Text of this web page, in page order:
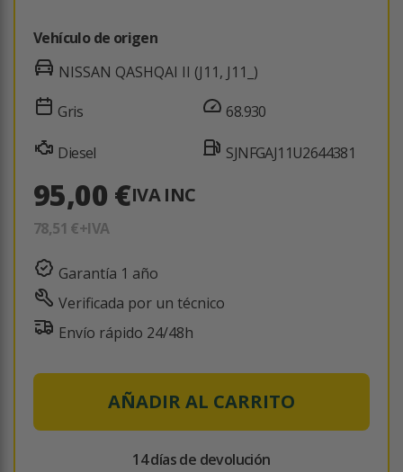
Vehículo de origen
NISSAN QASHQAI II (J11, J11_)
Gris
Diesel
68.930
SJNFGAJ11U2644381
95,00 €IVA INC
78,51 €+IVA
Garantía 1 año
Verificada por un técnico
Envío rápido 24/48h
AÑADIR AL CARRITO
14 días de devolución